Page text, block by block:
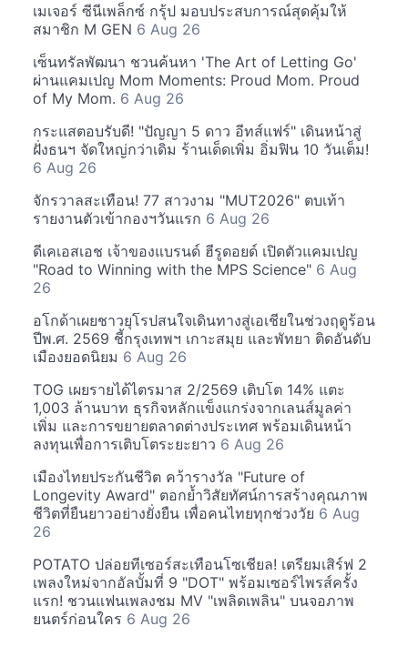
เมเจอร์ ซีนีเพล็กซ์ กรุ้ป มอบประสบการณ์สุดคุ้มให้
สมาชิก M GEN 6 Aug 26
เซ็นทรัลพัฒนา ชวนค้นหา 'The Art of Letting Go'
ผ่านแคมเปญ Mom Moments: Proud Mom. Proud
of My Mom. 6 Aug 26
กระแสตอบรับดี! "ปัญญา 5 ดาว อีทส์แฟร์" เดินหน้าสู่
ฝั่งธนฯ จัดใหญ่กว่าเดิม ร้านเด็ดเพิ่ม อิ่มฟิน 10 วันเต็ม!
6 Aug 26
จักรวาลสะเทือน! 77 สาวงาม "MUT2026" ตบเท้า
รายงานตัวเข้ากองฯวันแรก 6 Aug 26
ดีเคเอสเอช เจ้าของแบรนด์ ฮีรูดอยด์ เปิดตัวแคมเปญ
"Road to Winning with the MPS Science" 6 Aug
26
อโกด้าเผยชาวยุโรปสนใจเดินทางสู่เอเชียในช่วงฤดูร้อน
ปีพ.ศ. 2569 ชี้กรุงเทพฯ เกาะสมุย และพัทยา ติดอันดับ
เมืองยอดนิยม 6 Aug 26
TOG เผยรายได้ไตรมาส 2/2569 เติบโต 14% แตะ
1,003 ล้านบาท ธุรกิจหลักแข็งแกร่งจากเลนส์มูลค่า
เพิ่ม และการขยายตลาดต่างประเทศ พร้อมเดินหน้า
ลงทุนเพื่อการเติบโตระยะยาว 6 Aug 26
เมืองไทยประกันชีวิต คว้ารางวัล "Future of
Longevity Award" ตอกย้ำวิสัยทัศน์การสร้างคุณภาพ
ชีวิตที่ยืนยาวอย่างยั่งยืน เพื่อคนไทยทุกช่วงวัย 6 Aug
26
POTATO ปล่อยทีเซอร์สะเทือนโซเชียล! เตรียมเสิร์ฟ 2
เพลงใหม่จากอัลบั้มที่ 9 "DOT" พร้อมเซอร์ไพรส์ครั้ง
แรก! ชวนแฟนเพลงชม MV "เพลิดเพลิน" บนจอภาพ
ยนตร์ก่อนใคร 6 Aug 26